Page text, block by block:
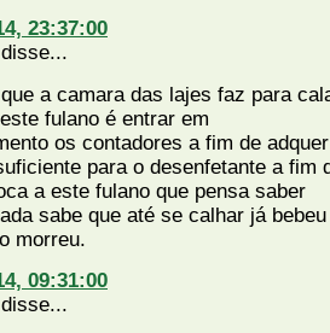
23:37:00
a camara das lajes faz para
fulano é entrar em
os contadores a fim de
para o desenfetante a fim
a este fulano que pensa saber
sabe que até se calhar já bebeu
morreu.
09:31:00